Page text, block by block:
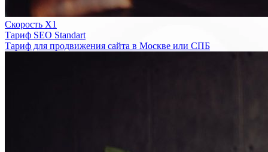
Скорость Х1
Тариф SEO Standart
Тариф для продвижения сайта в Москве или СПБ